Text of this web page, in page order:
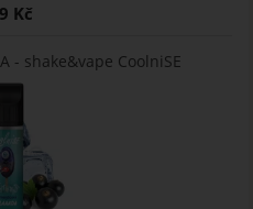
Kč
- shake&vape CoolniSE